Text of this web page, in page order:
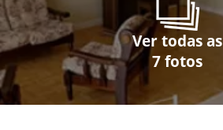
Ver todas as
7 fotos
Ver todas as
7 fotos
Ver todas as
7 fotos
Ver todas as
7 fotos
Ver todas as
7 fotos
Ver todas as
7 fotos
Ver todas as
7 fotos